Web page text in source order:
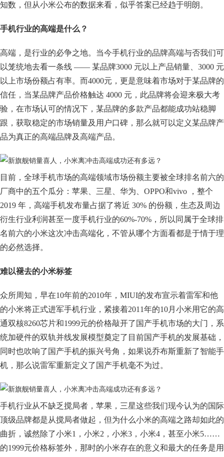
知数，但从小米公布的数据来看，似乎答案已经趋于明朗。
手机行业的高端是什么？
高端，是行业的必争之地。当今手机行业的品牌高端与否我们可
以笼统地去看一条线 —— 某品牌3000 元以上产品销量、3000 元
以上市场份额占有率。而4000元，更是意味着市场对于某品牌的
信任，当某品牌产品价格触达 4000 元，此品牌将会迎来极大考
验，在市场认可的情况下，某品牌的多款产品都能成功站稳脚
跟，获取稳定的市场销量及用户口碑，那么就可以定义某品牌产
品为真正的高端品牌及高端产品。
目前，全球手机市场的高端领域市场份额主要被全球排名前六的
厂商中的五个瓜分：苹果、三星、华为、OPPO和vivo ，整个
2019 年，高端手机发布量占据了将近 30% 的份额，生态及周边
衍生行业利润甚至一度手机行业的60%-70%，所以同属于全球排
名前六的小米这次冲击高端化，不管从哪个方面看都是于情于理
的必然选择。
难以褪去的小米标签
众所周知，早在10年前的2010年，MIUI的发布宣示着雷军和他
的小米将正式进军手机行业，紧接着2011年的10月小米用它的高
通双核8260芯片和1999元的价格敲开了国产手机市场的大门，系
统加硬件的双轨并线发展模型奠定了目前国产手机的发展基础，
同时也吹响了国产手机的振兴号角，如果说乔布斯重新了智能手
机，那么说雷军重新定义了国产手机毫不为过。
手机行业从不缺乏搅局者，苹果，三星这些我们现今认为的国际
顶级品牌都是从搅局者做起，但为什么小米的高端之路却如此的
曲折，诚然除了小米1，小米2，小米3，小米4，甚至小米5……
的1999元价格标签外，那时的小米存在的意义和最大的任务是用